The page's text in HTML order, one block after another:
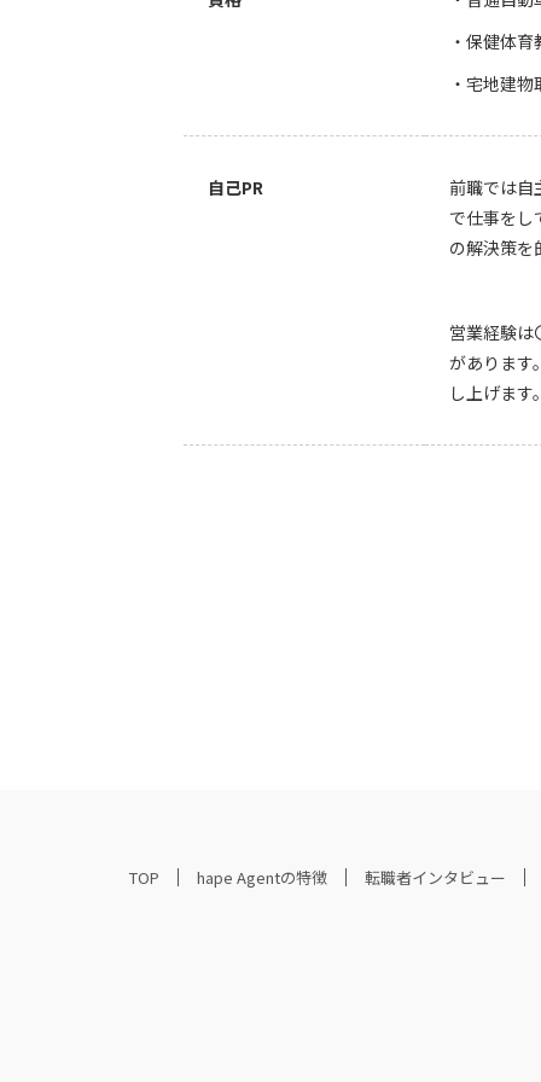
・保健体
・宅地建
自己PR
前職では自
で仕事をし
の解決策を
営業経験は
があります
し上げます。
TOP hape Agentの特徴 転職者インタビュー